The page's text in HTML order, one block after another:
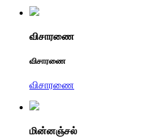
விசாரணை
விசாரணை
விசாரணை
மின்னஞ்சல்